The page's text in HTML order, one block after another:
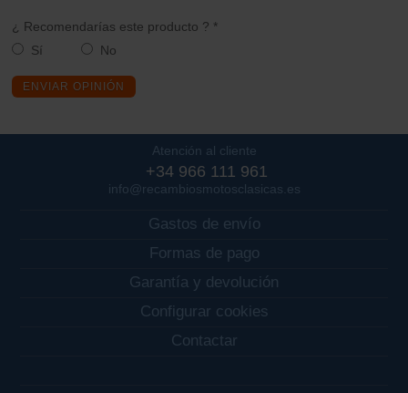
¿ Recomendarías este producto ? *
Sí
No
ENVIAR OPINIÓN
Atención al cliente
+34 966 111 961
info@recambiosmotosclasicas.es
Gastos de envío
Formas de pago
Garantía y devolución
Configurar cookies
Contactar